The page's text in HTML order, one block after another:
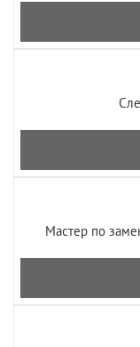
Мастер по